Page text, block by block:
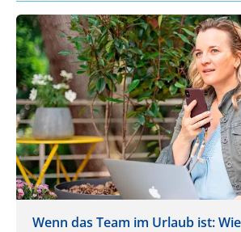
Wenn das Team im Urlaub ist: Wie